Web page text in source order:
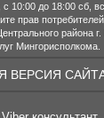
10:00 до 18:00 сб,
прав
района
Мингорисполкома.
ВЕРСИЯ